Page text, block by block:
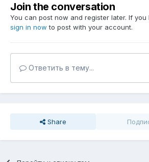
Join the conversation
You can post now and register later. If
sign in now to post with your account.
Ответить в тему...
Share